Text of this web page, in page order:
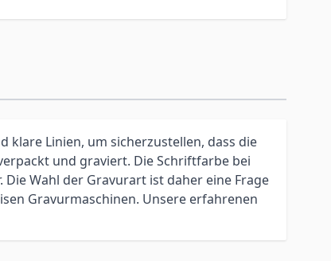
klare Linien, um sicherzustellen, dass die
und graviert. Die Schriftfarbe bei
Wahl der Gravurart ist daher eine Frage
Gravurmaschinen. Unsere erfahrenen